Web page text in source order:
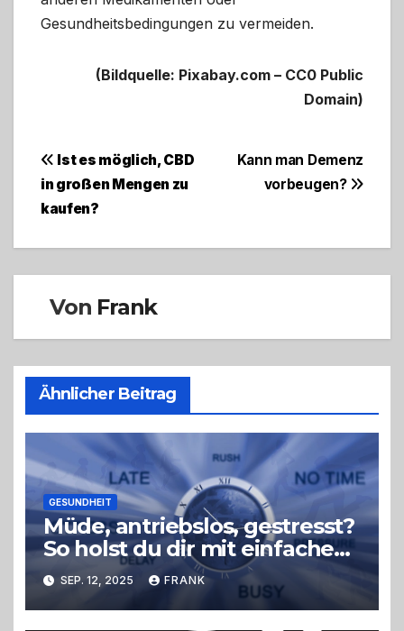
Gesundheitsbedingungen zu vermeiden.
(Bildquelle: Pixabay.com – CC0 Public
Domain)
BeitragsnavigationKann man Demenz
vorbeugen?
Ist es möglich, CBD
in großen Mengen zu
kaufen?
Von Frank
Ähnlicher Beitrag
GESUNDHEIT
Müde, antriebslos, gestresst?
So holst du dir mit einfachen
Tricks neue Energie zurück –
ohne radikale
Veränderungen
SEP. 12, 2025 FRANK